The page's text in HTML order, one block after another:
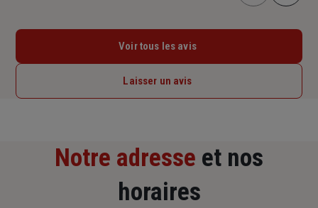
Voir tous les avis
Laisser un avis
Notre adresse et nos
horaires